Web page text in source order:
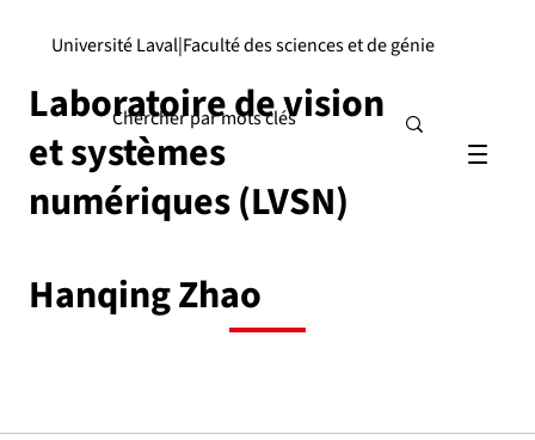
Laboratoire de vision
et systèmes
numériques (LVSN)
|
Université Laval Faculté des sciences et de génie
Hanqing Zhao